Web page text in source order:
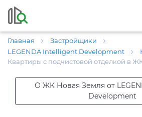
Главная
Застройщики
LEGENDA Intelligent Development
Квартиры с подчистовой отделкой в
О ЖК Новая Земля от
Development